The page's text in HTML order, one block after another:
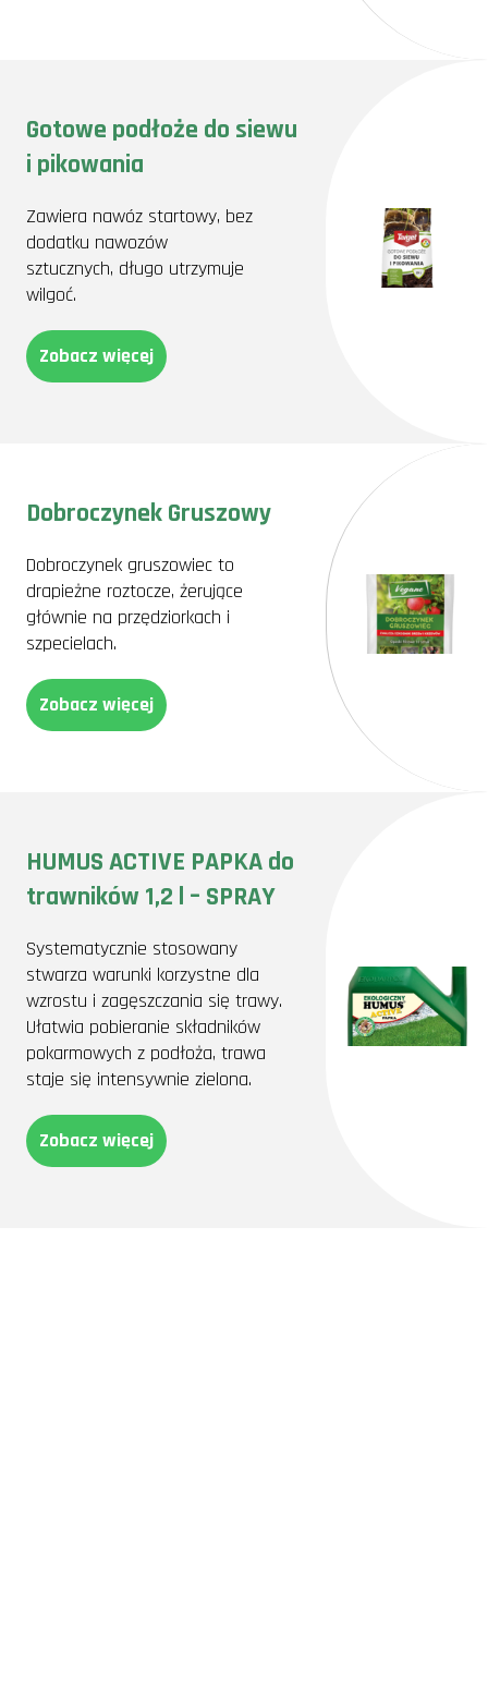
Gotowe podłoże do siewu
i pikowania
Zawiera nawóz startowy, bez
dodatku nawozów
sztucznych, długo utrzymuje
wilgoć.
Zobacz więcej
Dobroczynek Gruszowy
Dobroczynek gruszowiec to
drapieżne roztocze, żerujące
głównie na przędziorkach i
szpecielach.
Zobacz więcej
HUMUS ACTIVE PAPKA do
trawników 1,2 l – SPRAY
Systematycznie stosowany
stwarza warunki korzystne dla
wzrostu i zagęszczania się trawy.
Ułatwia pobieranie składników
pokarmowych z podłoża, trawa
staje się intensywnie zielona.
Zobacz więcej